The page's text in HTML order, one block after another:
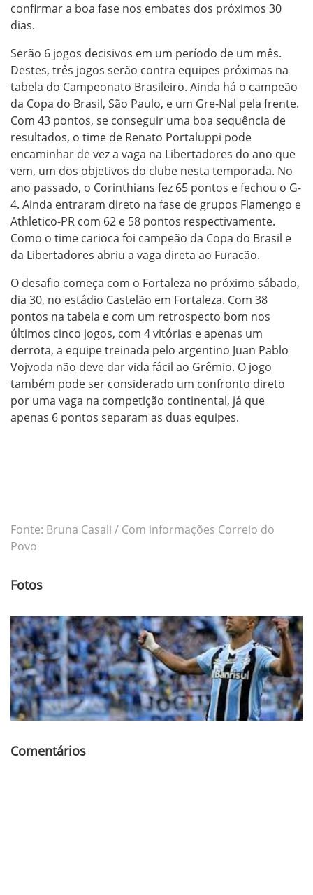
confirmar a boa fase nos embates dos próximos 30
dias.
Serão 6 jogos decisivos em um período de um mês.
Destes, três jogos serão contra equipes próximas na
tabela do Campeonato Brasileiro. Ainda há o campeão
da Copa do Brasil, São Paulo, e um Gre-Nal pela frente.
Com 43 pontos, se conseguir uma boa sequência de
resultados, o time de Renato Portaluppi pode
encaminhar de vez a vaga na Libertadores do ano que
vem, um dos objetivos do clube nesta temporada. No
ano passado, o Corinthians fez 65 pontos e fechou o G-
4. Ainda entraram direto na fase de grupos Flamengo e
Athletico-PR com 62 e 58 pontos respectivamente.
Como o time carioca foi campeão da Copa do Brasil e
da Libertadores abriu a vaga direta ao Furacão.
O desafio começa com o Fortaleza no próximo sábado,
dia 30, no estádio Castelão em Fortaleza. Com 38
pontos na tabela e com um retrospecto bom nos
últimos cinco jogos, com 4 vitórias e apenas um
derrota, a equipe treinada pelo argentino Juan Pablo
Vojvoda não deve dar vida fácil ao Grêmio. O jogo
também pode ser considerado um confronto direto
por uma vaga na competição continental, já que
apenas 6 pontos separam as duas equipes.
Fonte: Bruna Casali / Com informações Correio do
Povo
Fotos
Comentários